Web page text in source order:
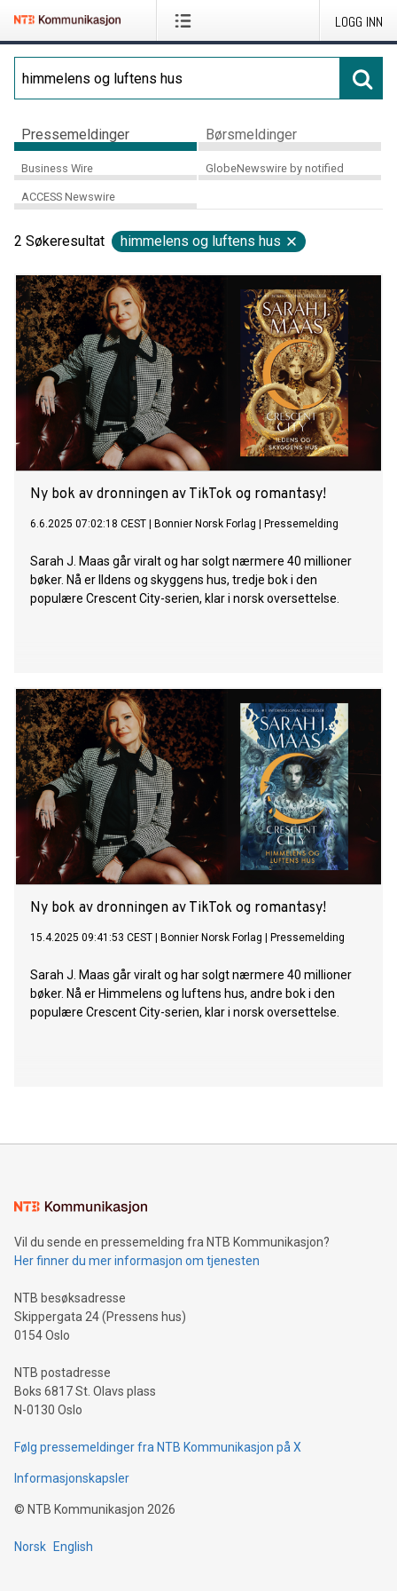
LOGG INN
Pressemeldinger Børsmeldinger
Business Wire GlobeNewswire by notified
ACCESS Newswire
2 Søkeresultat himmelens og luftens hus
Ny bok av dronningen av TikTok og romantasy!
6.6.2025 07:02:18 CEST Bonnier Norsk Forlag Pressemelding
Sarah J. Maas går viralt og har solgt nærmere 40 millioner
bøker. Nå er Ildens og skyggens hus, tredje bok i den
populære Crescent City-serien, klar i norsk oversettelse.
Ny bok av dronningen av TikTok og romantasy!
15.4.2025 09:41:53 CEST Bonnier Norsk Forlag Pressemelding
Sarah J. Maas går viralt og har solgt nærmere 40 millioner
bøker. Nå er Himmelens og luftens hus, andre bok i den
populære Crescent City-serien, klar i norsk oversettelse.
Vil du sende en pressemelding fra NTB Kommunikasjon?
Her finner du mer informasjon om tjenesten
NTB besøksadresse
Skippergata 24 (Pressens hus)
0154 Oslo
NTB postadresse
Boks 6817 St. Olavs plass
N-0130 Oslo
Følg pressemeldinger fra NTB Kommunikasjon på X
Informasjonskapsler
© NTB Kommunikasjon 2026
Norsk English